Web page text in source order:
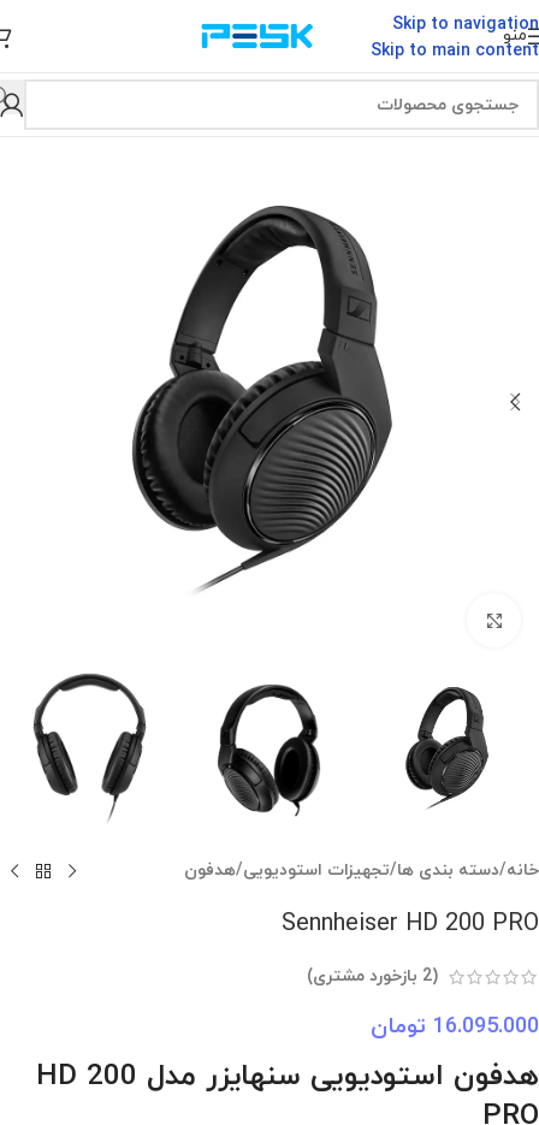
Skip to navigation
Skip to main content
منو
خانه/دسته بندی ها/تجهیزات استودیویی/هدفون
Sennheiser HD 200 PRO
(
2 بازخورد مشتری)
16.095.000 تومان
هدفون استودیویی سنهایزر مدل HD 200
PRO